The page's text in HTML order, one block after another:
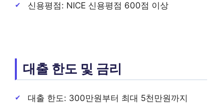
신용평점: NICE 신용평점 600점 이상
대출 한도 및 금리
대출 한도: 300만원부터 최대 5천만원까지